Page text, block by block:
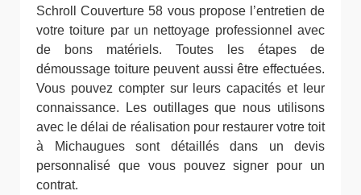
Schroll Couverture 58 vous propose l’entretien de
votre toiture par un nettoyage professionnel avec
de bons matériels. Toutes les étapes de
démoussage toiture peuvent aussi être effectuées.
Vous pouvez compter sur leurs capacités et leur
connaissance. Les outillages que nous utilisons
avec le délai de réalisation pour restaurer votre toit
à Michaugues sont détaillés dans un devis
personnalisé que vous pouvez signer pour un
contrat.